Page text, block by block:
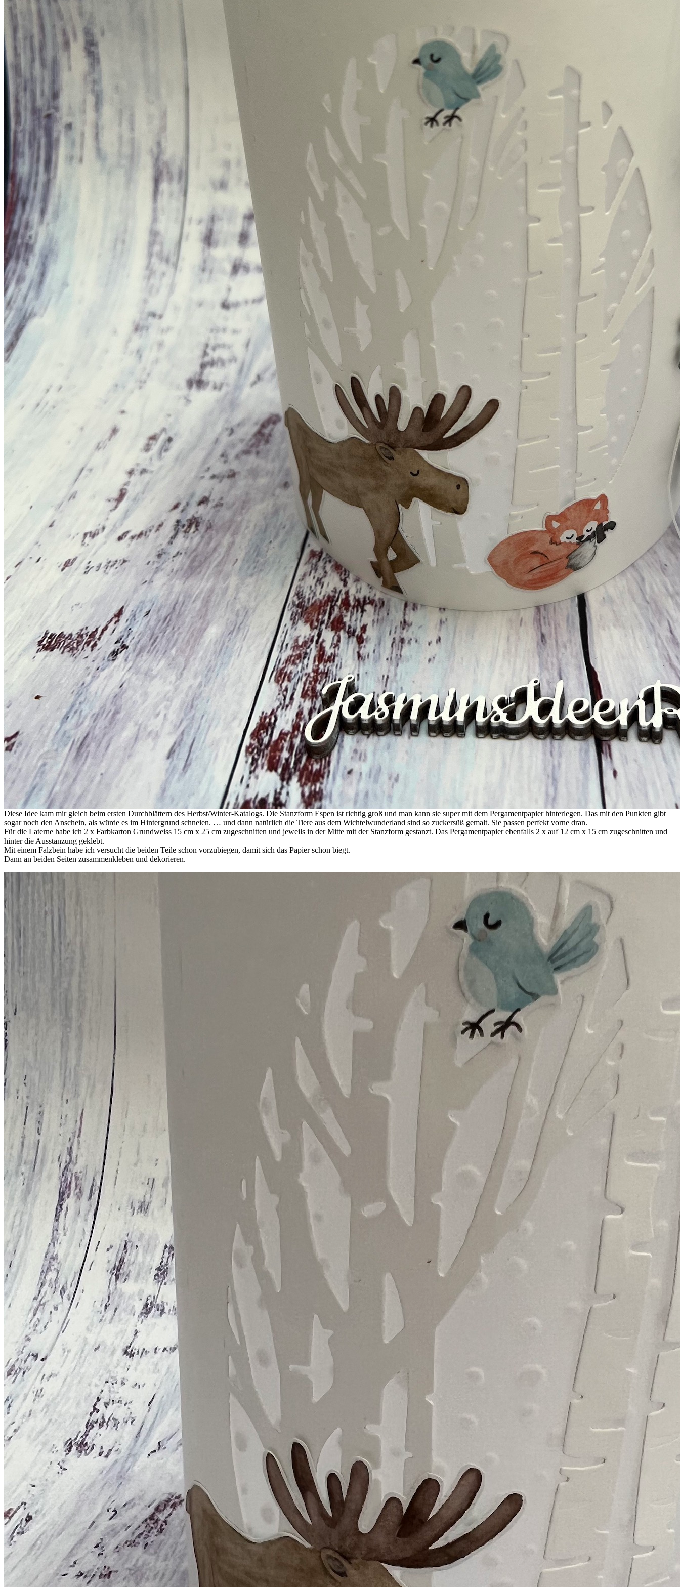
Diese Idee kam mir gleich beim ersten Durchblättern des Herbst/Winter-Katalogs. Die Stanzform Espen ist richtig groß und man kann sie super mit dem Pergamentpapier hinterlegen. Das mit den Punkten gibt
sogar noch den Anschein, als würde es im Hintergrund schneien. … und dann natürlich die Tiere aus dem Wichtelwunderland sind so zuckersüß gemalt. Sie passen perfekt vorne dran.
Für die Laterne habe ich 2 x Farbkarton Grundweiss 15 cm x 25 cm zugeschnitten und jeweils in der Mitte mit der Stanzform gestanzt. Das Pergamentpapier ebenfalls 2 x auf 12 cm x 15 cm zugeschnitten und
hinter die Ausstanzung geklebt.
Mit einem Falzbein habe ich versucht die beiden Teile schon vorzubiegen, damit sich das Papier schon biegt.
Dann an beiden Seiten zusammenkleben und dekorieren.